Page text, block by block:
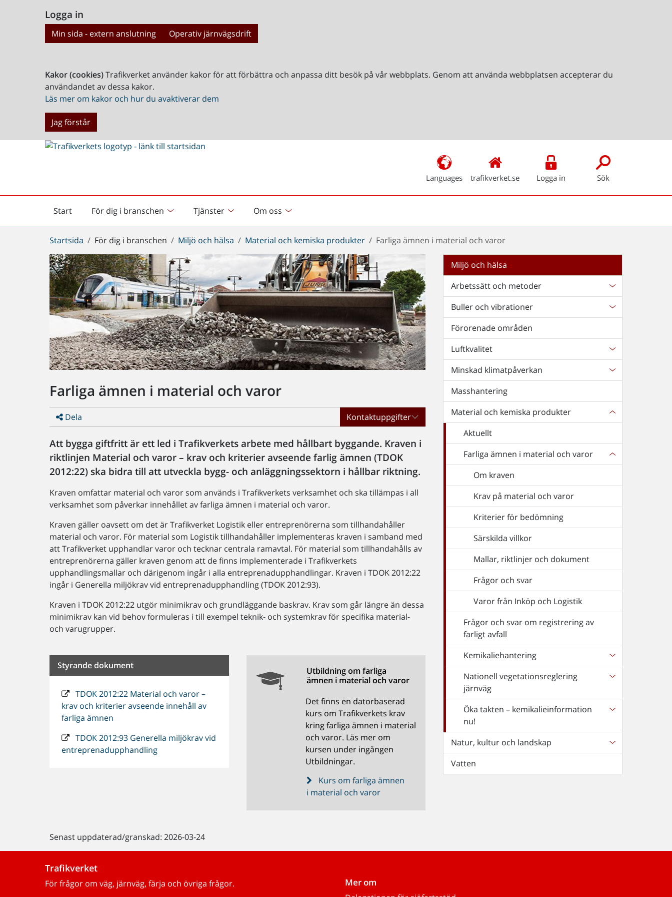
Logga in
Min sida - extern anslutning Operativ järnvägsdrift
Kakor (cookies)Trafikverket använder kakor för att förbättra och anpassa ditt besök på vår webbplats. Genom att använda webbplatsen accepterar du
användandet av dessa kakor.
Läs mer om kakor och hur du avaktiverar dem
Jag förstår
Languages trafikverket.se Logga in Sök
Start
Startsida För dig i branschen Tjänster Om oss
Du
är
här:
Startsida För dig i branschen Miljö och hälsa Material och kemiska produkter Farliga ämnen i material och varor
Farliga ämnen i material och varor
Dela Kontaktuppgifter
Att bygga giftfritt är ett led i Trafikverkets arbete med hållbart byggande. Kraven i
riktlinjen Material och varor – krav och kriterier avseende farlig ämnen (TDOK
2012:22) ska bidra till att utveckla bygg- och anläggningssektorn i hållbar riktning.
Kraven omfattar material och varor som används i Trafikverkets verksamhet och ska tillämpas i all
verksamhet som påverkar innehållet av farliga ämnen i material och varor.
Kraven gäller oavsett om det är Trafikverket Logistik eller entreprenörerna som tillhandahåller
material och varor. För material som Logistik tillhandahåller implementeras kraven i samband med
att Trafikverket upphandlar varor och tecknar centrala ramavtal. För material som tillhandahålls av
entreprenörerna gäller kraven genom att de finns implementerade i Trafikverkets
upphandlingsmallar och därigenom ingår i alla entreprenadupphandlingar. Kraven i TDOK 2012:22
ingår i Generella miljökrav vid entreprenadupphandling (TDOK 2012:93).
Kraven i TDOK 2012:22 utgör minimikrav och grundläggande baskrav. Krav som går längre än dessa
minimikrav kan vid behov formuleras i till exempel teknik- och systemkrav för specifika material-
och varugrupper.
Styrande dokument
TDOK 2012:22 Material och varor –
krav och kriterier avseende innehåll av
farliga ämnen
TDOK 2012:93 Generella miljökrav vid
entreprenadupphandling
Utbildning om farliga
ämnen i material och varor
Det finns en datorbaserad
kurs om Trafikverkets krav
kring farliga ämnen i material
och varor. Läs mer om
kursen under ingången
Utbildningar.
Kurs om farliga ämnen
i material och varor
Senast uppdaterad/granskad: 2026-03-24
Miljö och hälsa
Arbetssätt och metoder
Buller och vibrationer
Förorenade områden
Luftkvalitet
Minskad klimatpåverkan
Masshantering
Material och kemiska produkter
Aktuellt
Farliga ämnen i material och varor
Om kraven
Krav på material och varor
Kriterier för bedömning
Särskilda villkor
Mallar, riktlinjer och dokument
Frågor och svar
Varor från Inköp och Logistik
Frågor och svar om registrering av
farligt avfall
Kemikaliehantering
Nationell vegetationsreglering
järnväg
Öka takten – kemikalieinformation
nu!
Natur, kultur och landskap
Vatten
Trafikverket
För frågor om väg, järnväg, färja och övriga frågor. Mer om